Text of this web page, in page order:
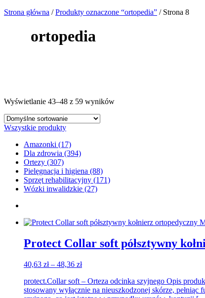
Strona główna /Produkty oznaczone “ortopedia” / Strona 8
ortopedia
Wyświetlanie 43–48 z 59 wyników
Wszystkie produkty
Amazonki (17)
Dla zdrowia (394)
Ortezy (307)
Pielęgnacja i higiena (88)
Sprzęt rehabilitacyjny (171)
Wózki inwalidzkie (27)
Protect Collar soft półsztywny
40,63 zł – 48,36 złZakres
od
40,63 zł
protect.Collar soft – Orteza odcinka szyjnego Opis
stosowany wyłącznie na nieuszkodzonej skórze,